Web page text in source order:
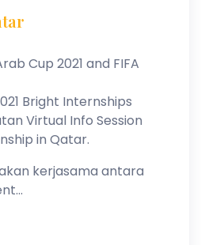
Cup 2021 and FIFA
Bright Internships
Virtual Info Session
in Qatar.
kerjasama antara